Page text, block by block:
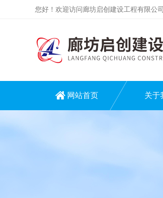
您好！欢迎访问廊坊启创建设工程有限公
网站首页 关于